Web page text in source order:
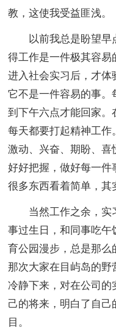
教，这使我受益匪浅。
以前我总是盼望早
得工作是一件极其容易
进入社会实习后，才体
它不是一件容易的事。
到下午六点才能回家。
每天都要打起精神工
激动、兴奋、期盼、喜
好好把握，做好每一
很多东西看着简单，其
当然工作之余，实
事过生日，和同事吃
育公园漫步，总是那么
那次大家在目屿岛的野
冷静下来，对在公司的
己的将来，明白了自
目。